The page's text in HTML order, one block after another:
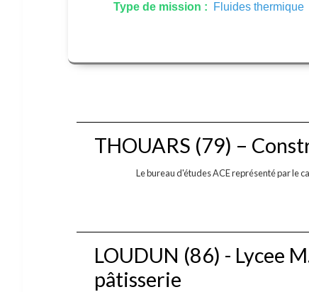
Type de mission :
Fluides thermique
THOUARS (79) –
Le bureau d'études ACE représenté par le
LOUDUN (86) - Lycee
pâtisserie